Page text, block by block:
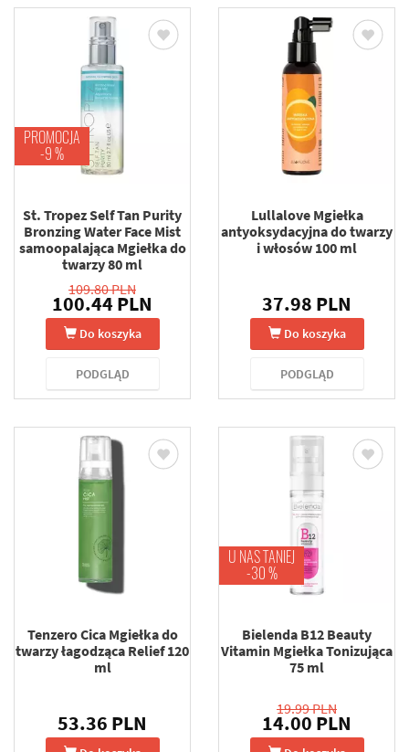
PROMOCJA
-9 %
St. Tropez Self Tan Purity
Bronzing Water Face Mist
samoopalająca Mgiełka do
twarzy 80 ml
109.80 PLN
100.44 PLN
Do koszyka
PODGLĄD
Lullalove Mgiełka
antyoksydacyjna do twarzy
i włosów 100 ml
37.98 PLN
Do koszyka
PODGLĄD
Tenzero Cica Mgiełka do
twarzy łagodząca Relief 120
ml
53.36 PLN
U NAS TANIEJ
-30 %
Bielenda B12 Beauty
Vitamin Mgiełka Tonizująca
75 ml
19.99 PLN
14.00 PLN